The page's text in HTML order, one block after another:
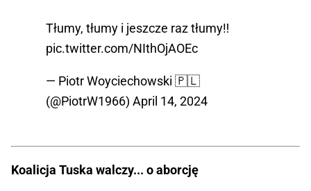
Tłumy, tłumy i jeszcze raz tłumy‼️
pic.twitter.com/NIthOjAOEc
— Piotr Woyciechowski 🇵🇱
(@PiotrW1966) April 14, 2024
Koalicja Tuska walczy... o aborcję